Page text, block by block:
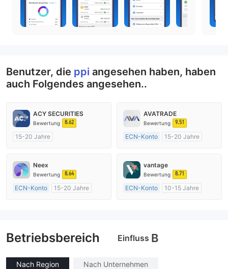
Benutzer, die ppi angesehen haben, haben
auch Folgendes angesehen..
ACY SECURITIES
Bewertung 8.62
15-20 Jahre
Market Making (MM)
MT4-Volllizenz
AVATRADE
Bewertung 9.51
ECN-Konto
15-20 Jahre
Market Making (MM)
MT4-Volllizenz
Neex
Bewertung 8.64
ECN-Konto
15-20 Jahre
vantage
Bewertung 8.71
ECN-Konto
10-15 Jahre
Betriebsbereich Einfluss B
Nach Region Nach Unternehmen